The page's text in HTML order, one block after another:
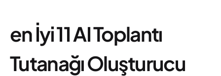
en İyi 11 AI Toplantı
Tutanağı Oluşturucu